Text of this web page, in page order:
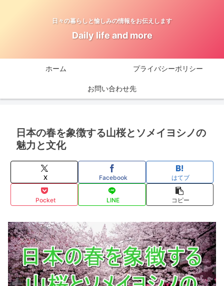
日々の暮らしと愉しみの情報をお伝えします
Daily life and more
ホーム プライバシーポリシー
お問い合わせ先
日本の春を象徴する山桜とソメイヨシノの
魅力と文化
X Facebook はてブ
Pocket LINE コピー